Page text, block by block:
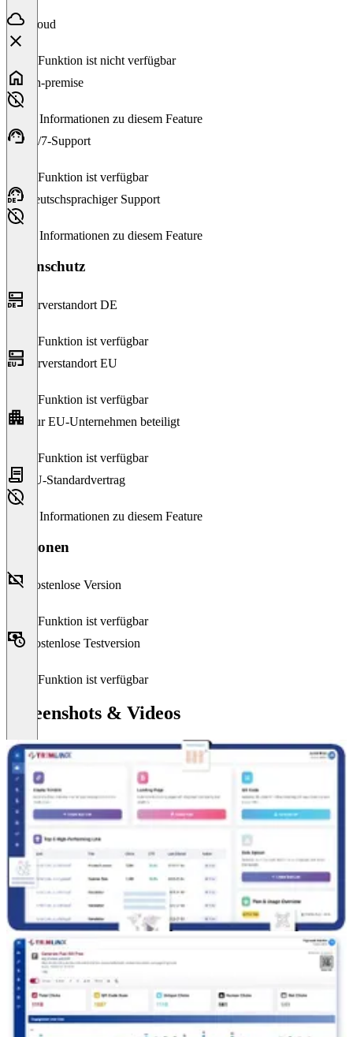
Cloud
Diese Funktion ist nicht verfügbar
On-premise
Keine Informationen zu diesem Feature
24/7-Support
Diese Funktion ist verfügbar
Deutschsprachiger Support
Keine Informationen zu diesem Feature
Datenschutz
Serverstandort DE
Diese Funktion ist verfügbar
Serverstandort EU
Diese Funktion ist verfügbar
Nur EU-Unternehmen beteiligt
Diese Funktion ist verfügbar
EU-Standardvertrag
Keine Informationen zu diesem Feature
Versionen
Kostenlose Version
Diese Funktion ist verfügbar
Kostenlose Testversion
Diese Funktion ist verfügbar
Screenshots & Videos